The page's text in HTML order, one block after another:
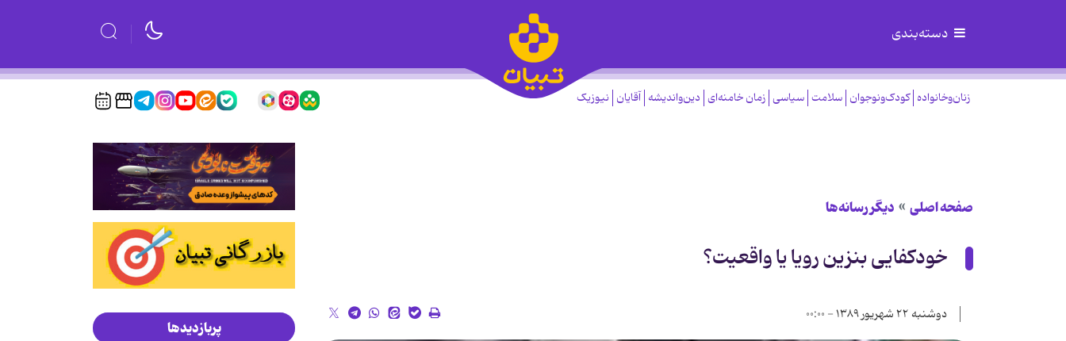
دسته‌بندی
زنان‌وخانواده کودک‌ونوجوان سلامت سیاسی زمان خامنه‌ای دین‌واندیشه آقایان نیوزیک
صفحه اصلی دیگر رسانه‌ها
خودکفایی بنزین رویا یا واقعیت؟
دوشنبه ۲۲ شهریور ۱۳۸۹ - ۰۰:۰۰
پربازدیدها